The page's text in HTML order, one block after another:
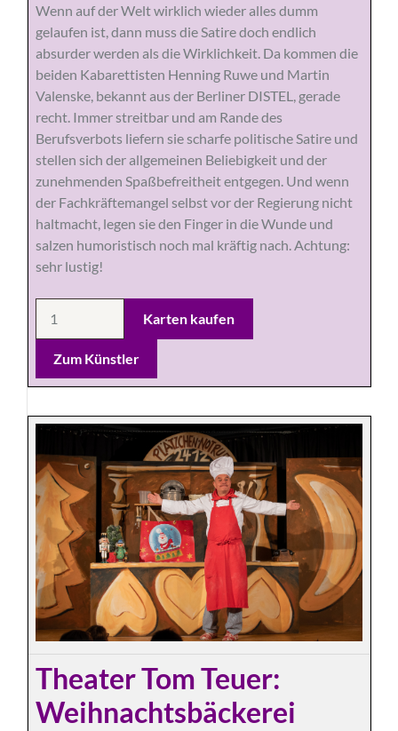
Wenn auf der Welt wirklich wieder alles dumm
gelaufen ist, dann muss die Satire doch endlich
absurder werden als die Wirklichkeit. Da kommen die
beiden Kabarettisten Henning Ruwe und Martin
Valenske, bekannt aus der Berliner DISTEL, gerade
recht. Immer streitbar und am Rande des
Berufsverbots liefern sie scharfe politische Satire und
stellen sich der allgemeinen Beliebigkeit und der
zunehmenden Spaßbefreitheit entgegen. Und wenn
der Fachkräftemangel selbst vor der Regierung nicht
haltmacht, legen sie den Finger in die Wunde und
salzen humoristisch noch mal kräftig nach. Achtung:
sehr lustig!
Zum Künstler
Theater Tom Teuer:
Weihnachtsbäckerei